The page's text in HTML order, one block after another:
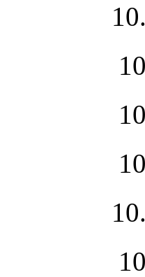
10.1
10.2